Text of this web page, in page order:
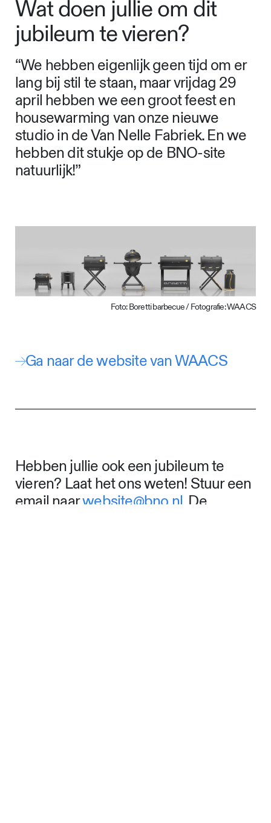
Wat doen jullie om dit
jubileum te vieren?
“We hebben eigenlijk geen tijd om er
lang bij stil te staan, maar vrijdag 29
april hebben we een groot feest en
housewarming van onze nieuwe
studio in de Van Nelle Fabriek. En we
hebben dit stukje op de BNO-site
natuurlijk!”
Foto: Borettibarbecue / Fotografie: WAACS
Ga naar de website van WAACS
Hebben jullie ook een jubileum te
vieren? Laat het ons weten! Stuur een
email naarwebsite@bno.nl . De